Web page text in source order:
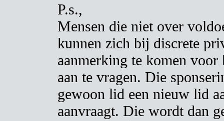
P.s.,
Mensen die niet over
kunnen zich bij discrete
aanmerking te komen
aan te vragen. Die
gewoon lid een nieuw lid
aanvraagt. Die wordt dan